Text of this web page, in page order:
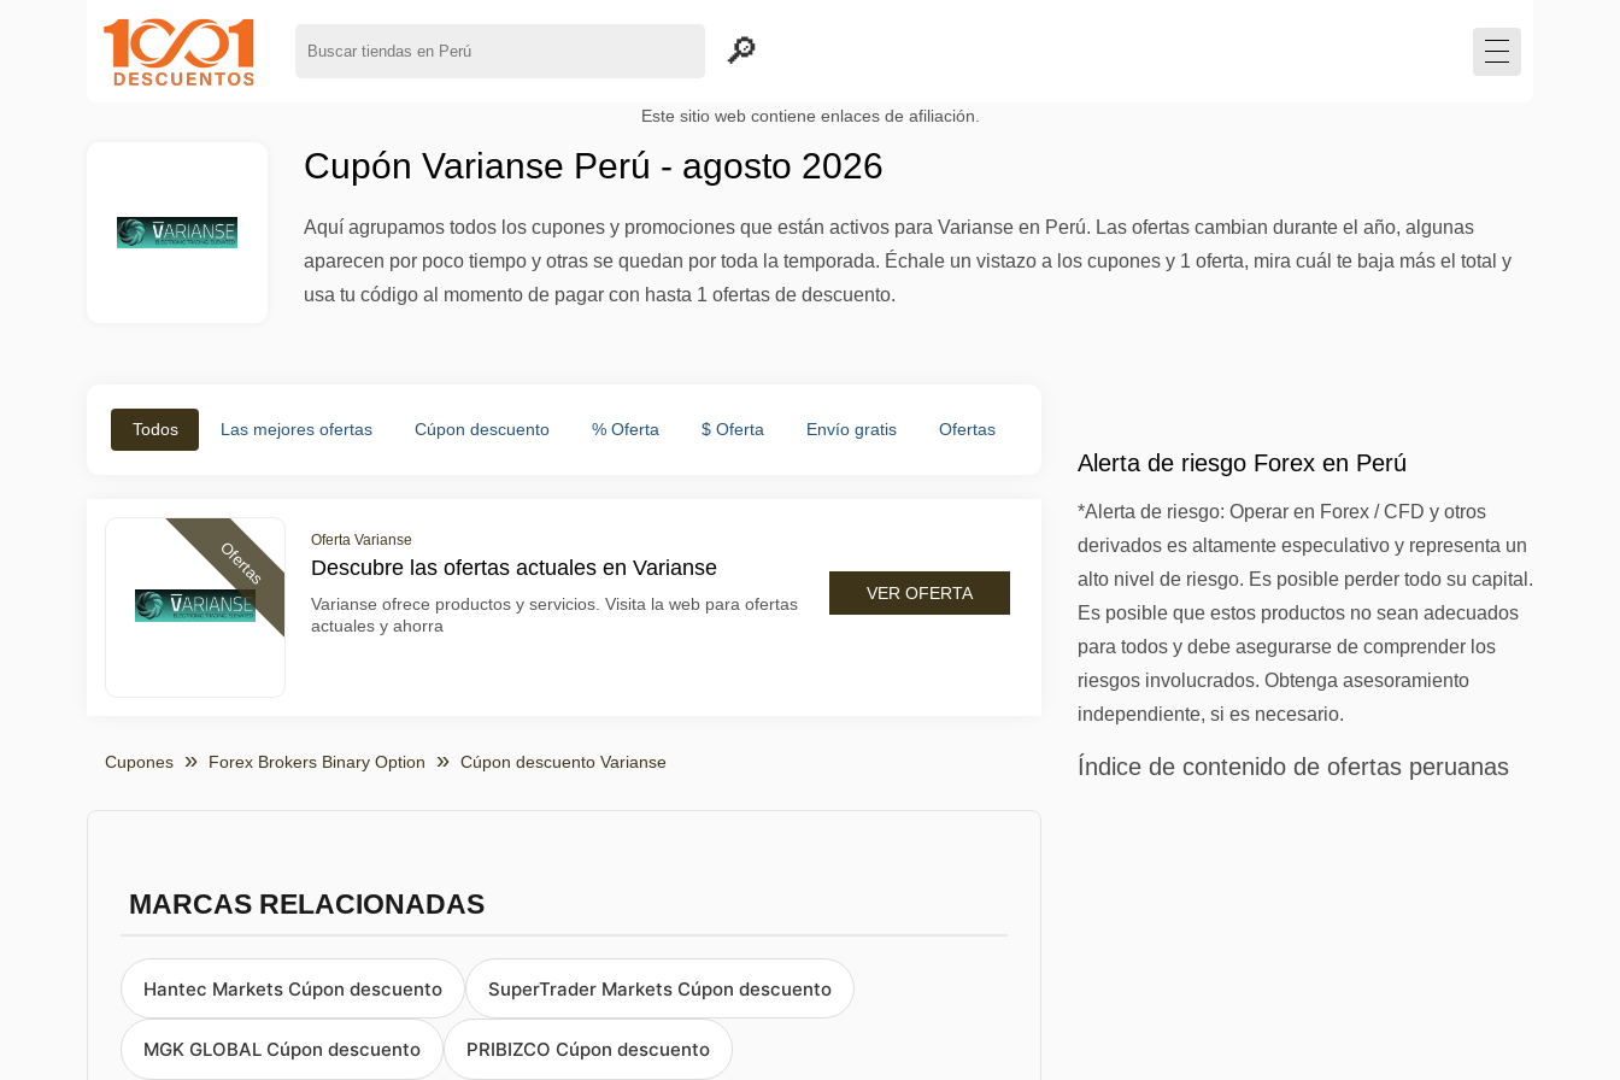
Este sitio web contiene enlaces de afiliación.
Cupón Varianse Perú - agosto 2026
Aquí agrupamos todos los cupones y promociones que están activos para Varianse en Perú. Las ofertas cambian durante el año, algunas
aparecen por poco tiempo y otras se quedan por toda la temporada. Échale un vistazo a los cupones y 1 oferta, mira cuál te baja más el total y
usa tu código al momento de pagar con hasta 1 ofertas de descuento.
Todos Las mejores ofertas Cúpon descuento % Oferta $ Oferta Envío gratis Ofertas
Ofertas Oferta Varianse
Descubre las ofertas actuales en Varianse
Varianse ofrece productos y servicios. Visita la web para ofertas
actuales y ahorra
VER OFERTA
Cupones Forex Brokers Binary Option Cúpon descuento Varianse
MARCAS RELACIONADAS
Hantec Markets Cúpon descuento SuperTrader Markets Cúpon descuento
MGK GLOBAL Cúpon descuento PRIBIZCO Cúpon descuento
Alerta de riesgo Forex en Perú
*Alerta de riesgo: Operar en Forex / CFD y otros
derivados es altamente especulativo y representa un
alto nivel de riesgo. Es posible perder todo su capital.
Es posible que estos productos no sean adecuados
para todos y debe asegurarse de comprender los
riesgos involucrados. Obtenga asesoramiento
independiente, si es necesario.
Índice de contenido de ofertas peruanas